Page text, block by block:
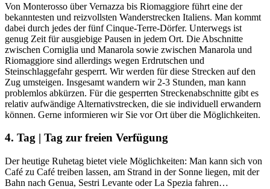
Von Monterosso über Vernazza bis Riomaggiore führt eine der
bekanntesten und reizvollsten Wanderstrecken Italiens. Man kommt
dabei durch jedes der fünf Cinque-Terre-Dörfer. Unterwegs ist
genug Zeit für ausgiebige Pausen in jedem Ort. Die Abschnitte
zwischen Corniglia und Manarola sowie zwischen Manarola und
Riomaggiore sind allerdings wegen Erdrutschen und
Steinschlaggefahr gesperrt. Wir werden für diese Strecken auf den
Zug umsteigen. Insgesamt wandern wir 2-3 Stunden, man kann
problemlos abkürzen. Für die gesperrten Streckenabschnitte gibt es
relativ aufwändige Alternativstrecken, die sie individuell erwandern
können. Gerne informieren wir Sie vor Ort über die Möglichkeiten.
4. Tag | Tag zur freien Verfügung
Der heutige Ruhetag bietet viele Möglichkeiten: Man kann sich von
Café zu Café treiben lassen, am Strand in der Sonne liegen, mit der
Bahn nach Genua, Sestri Levante oder La Spezia fahren…